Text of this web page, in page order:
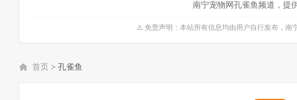
南宁宠物网孔雀鱼频道，提
⚠️ 免责声明：本站所有信息均由用户自行发布，南
首页 > 孔雀鱼